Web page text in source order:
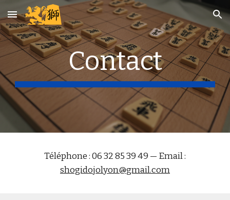
Skip to main content Skip to navigation
Contact
Téléphone : 06 32 85 39 49 — Email :
shogidojolyon@gmail.com